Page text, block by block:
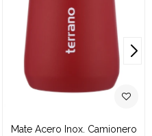
Mate Acero Inox. Camionero